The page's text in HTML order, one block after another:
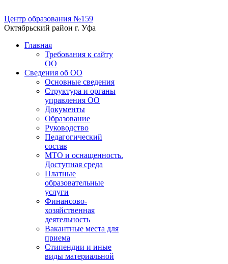
Центр образования №159
Октябрьский район г. Уфа
Главная
Требования к сайту
ОО
Сведения об ОО
Основные сведения
Структура и органы
управления ОО
Документы
Образование
Руководство
Педагогический
состав
МТО и оснащенность.
Доступная среда
Платные
образовательные
услуги
Финансово-
хозяйственная
деятельность
Вакантные места для
приема
Стипендии и иные
виды материальной